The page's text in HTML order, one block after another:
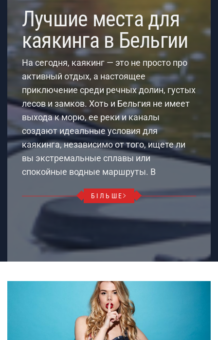
Лучшие места для
каякинга в Бельгии
На сегодня, каякинг — это не просто про
активный отдых, а настоящее
приключение среди речных долин, густых
лесов и замков. Хоть и Бельгия не имеет
выхода к морю, ее реки и каналы
создают идеальные условия для
каякинга, независимо от того, ищете ли
вы экстремальные сплавы или
спокойные водные маршруты. В
БІЛЬШЕ